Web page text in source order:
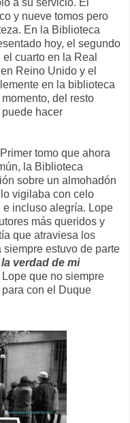
a su servicio. El
y nueve tomos pero
En la Biblioteca
hoy, el segundo
cuarto en la Real
Reino Unido y el
en la biblioteca
del resto
hacer
tomo que ahora
la Biblioteca
sobre un almohadón
vigilaba con celo
incluso alegría. Lope
más queridos y
que atraviesa los
estuvo de parte
verdad de mi
que no siempre
con el Duque